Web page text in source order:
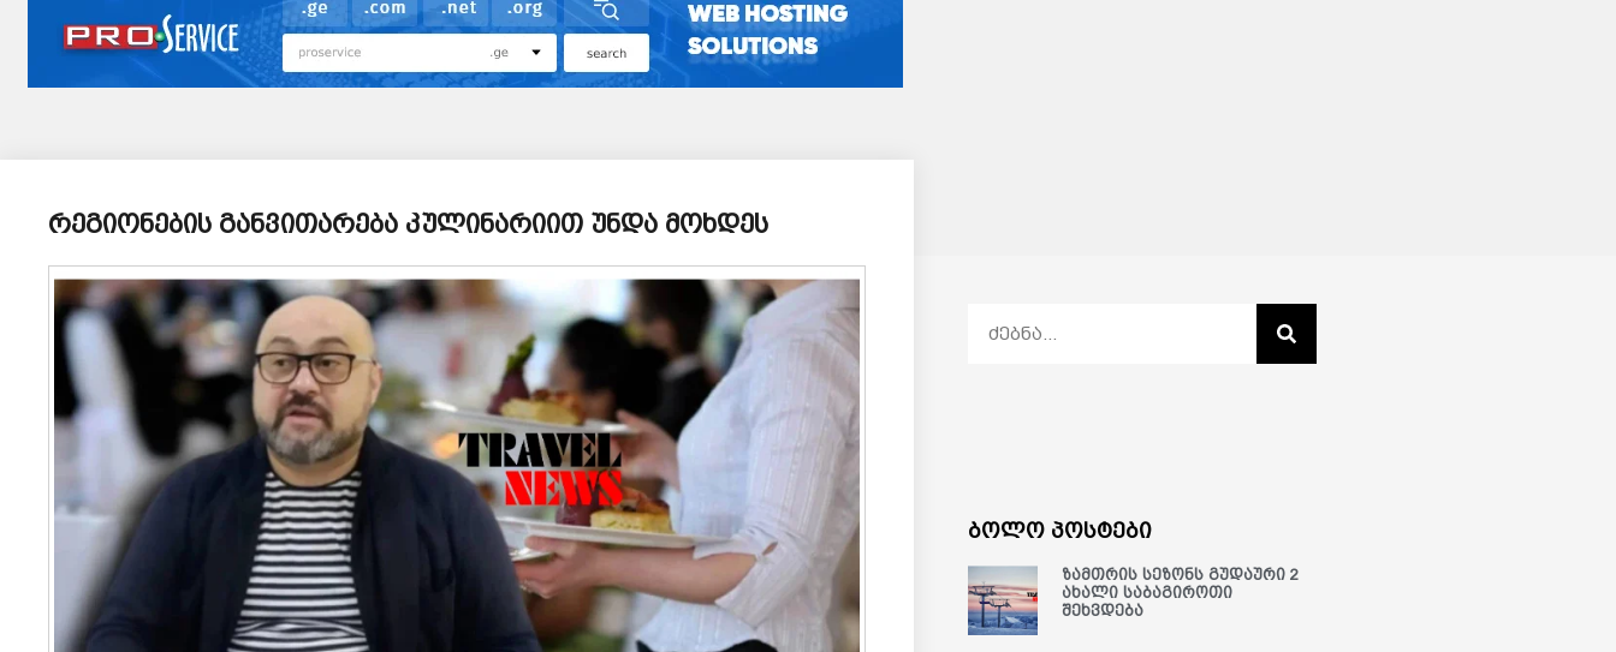
რეგიონების განვითარება კულინარიით უნდა მოხდეს
ბოლო პოსტები
ზამთრის სეზონს გუდაური 2
ახალი საბაგიროთი
შეხვდება